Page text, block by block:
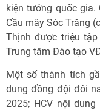
kiện tướng quốc
Cầu mây Sóc Trăng
Thịnh được triệu
Trung tâm Ðào tạo
Một số thành tích
dung đồng đội đôi
2025; HCV nội